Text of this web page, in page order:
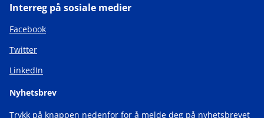
Interreg på sosiale medier
Facebook
Twitter
LinkedIn
Nyhetsbrev
Trykk på knappen nedenfor for å melde deg på nyhetsbrevet